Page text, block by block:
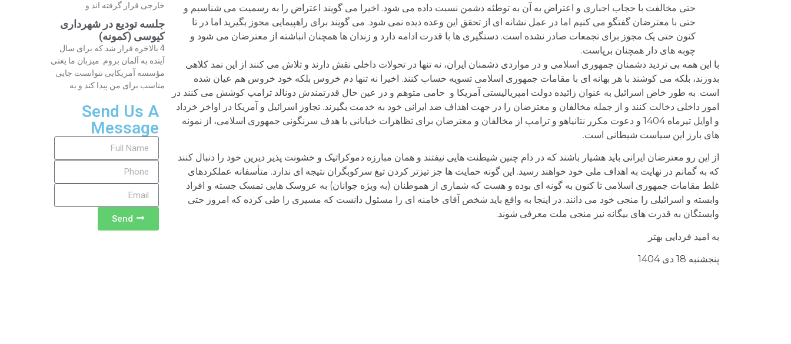
حتی مخالفت با حجاب اجباری و اعتراض به آن به توطئه دشمن نسبت داده می شود. اخیرا می گویند اعتراض را به رسمیت می شناسیم و
حتی با معترضان گفتگو می کنیم اما در عمل نشانه ای از تحقق این وعده دیده نمی شود. می گویند برای راهپیمایی مجوز بگیرید اما در تا
کنون حتی یک مجوز برای تجمعات صادر نشده است. دستگیری ها با قدرت ادامه دارد و زندان ها همچنان انباشته از معترضان می شود و
چوبه های دار همچنان برپاست.
با این همه بی تردید دشمنان جمهوری اسلامی و در مواردی دشمنان ایران، نه تنها در تحولات داخلی نقش دارند و تلاش می کنند از این نمد کلاهی
بدوزند، بلکه می کوشند با هر بهانه ای با مقامات جمهوری اسلامی تسویه حساب کنند. اخیرا نه تنها دم خروس بلکه خود خروس هم عیان شده
است. به طور خاص اسرائیل به عنوان زائیده دولت امپریالیستی آمریکا و حامی متوهم و در عین حال قدرتمندش دونالد ترامپ کوشش می کنند در
امور داخلی دخالت کنند و از جمله مخالفان و معترضان را در جهت اهداف ضد ایرانی خود به خدمت بگیرند. تجاوز اسرائیل و آمریکا در اواخر خرداد
و اوایل تیرماه 1404 و دعوت مکرر نتانیاهو و ترامپ از مخالفان و معترضان برای تظاهرات خیابانی با هدف سرنگونی جمهوری اسلامی، از نمونه
های بارز این سیاست شیطانی است.
از این رو معترضان ایرانی باید هشیار باشند که در دام چنین شیطنت هایی نیفتند و همان مبارزه دموکراتیک و خشونت پذیر دیرین خود را دنبال کنند
که به گمانم در نهایت به اهداف ملی خود خواهند رسید. این گونه حمایت ها جز تیزتر کردن تیغ سرکوبگران نتیجه ای ندارد. متأسفانه عملکردهای
غلط مقامات جمهوری اسلامی تا کنون به گونه ای بوده و هست که شماری از هموطنان (به ویژه جوانان) به عروسک هایی تمسک جسته و افراد
وابسته و اسرائیلی را منجی خود می دانند. در اینجا به واقع باید شخص آقای خامنه ای را مسئول دانست که مسیری را طی کرده که امروز حتی
وابستگان به قدرت های بیگانه نیز منجی ملت معرفی شوند.
به امید فردایی بهتر
پنجشنبه 18 دی 1404
خارجی قرار گرفته اند و
جلسه تودیع در شهرداری
کیوسی (کمونه)
4 بالاخره قرار شد که برای سال
آینده به آلمان بروم. میزبان ما یعنی
مؤسسه آمریکایی نتوانست جایی
مناسب برای من پیدا کند و به
Send Us A
Message
Send